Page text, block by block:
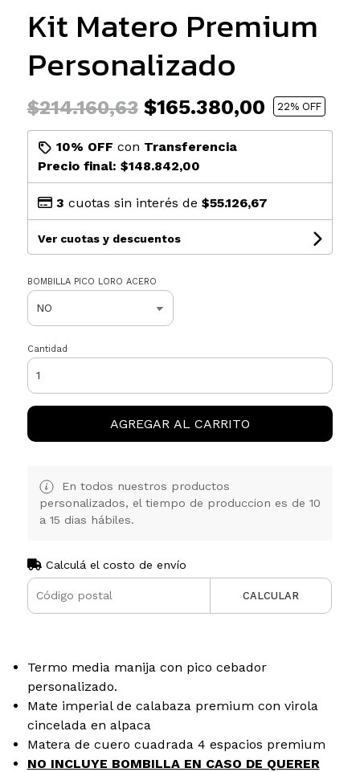
Kit Matero Premium
Personalizado
$214.160,63$165.380,00 22% OFF
10% OFF con Transferencia
Precio final: $148.842,00
3 cuotas sin interés de $55.126,67
Ver cuotas y descuentos
BOMBILLA PICO LORO ACERO
Cantidad
AGREGAR AL CARRITO
En todos nuestros productos
personalizados, el tiempo de produccion es de 10
a 15 dias hábiles.
Calculá el costo de envío
CALCULAR
Termo media manija con pico cebador
personalizado.
Mate imperial de calabaza premium con virola
cincelada en alpaca
Matera de cuero cuadrada 4 espacios premium
NO INCLUYE BOMBILLA EN CASO DE QUERER